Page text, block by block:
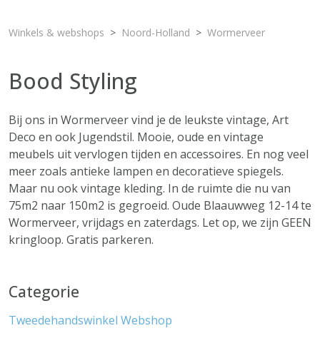
Winkels & webshops Noord-Holland Wormerveer
Bood Styling
Bij ons in Wormerveer vind je de leukste vintage, Art
Deco en ook Jugendstil. Mooie, oude en vintage
meubels uit vervlogen tijden en accessoires. En nog veel
meer zoals antieke lampen en decoratieve spiegels.
Maar nu ook vintage kleding. In de ruimte die nu van
75m2 naar 150m2 is gegroeid. Oude Blaauwweg 12-14 te
Wormerveer, vrijdags en zaterdags. Let op, we zijn GEEN
kringloop. Gratis parkeren.
Categorie
Tweedehandswinkel Webshop